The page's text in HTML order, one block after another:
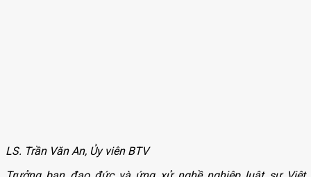
LS. Trần Văn An, Ủy viên BTV